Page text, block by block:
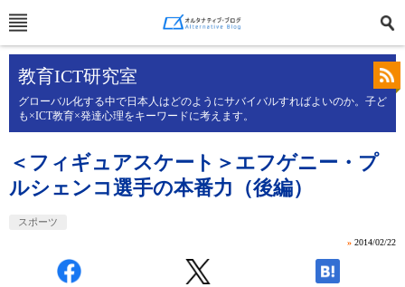
教育ICT研究室
グローバル化する中で日本人はどのようにサバイバルすればよいのか。子ど
も×ICT教育×発達心理をキーワードに考えます。
＜フィギュアスケート＞エフゲニー・プ
ルシェンコ選手の本番力（後編）
スポーツ
» 2014/02/22